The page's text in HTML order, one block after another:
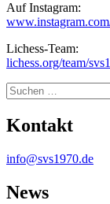
Auf Instagram:
Lichess-Team:
lichess.org/team/
Suche
Kontakt
info@svs1970.de
News